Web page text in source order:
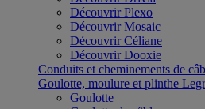
Découvrir Plexo
Découvrir Mosaic
Découvrir Céliane
Découvrir Dooxie
Conduits et cheminements de
Goulotte, moulure et plinthe
Goulotte